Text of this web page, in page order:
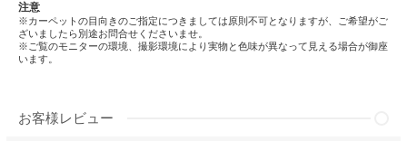
注意
※カーペットの目向きのご指定につきましては原則不可となりますが、ご希望がご
ざいましたら別途お問合せくださいませ。
※ご覧のモニターの環境、撮影環境により実物と色味が異なって見える場合が御座
います。
お客様レビュー